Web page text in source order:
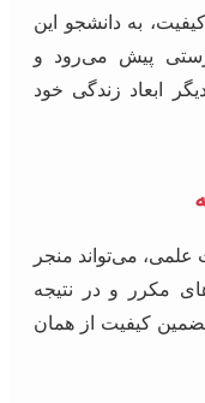
به دانشجو این
پیش می‌رود و
ابعاد زندگی خود
علمی، می‌تواند منجر
مکرر و در نتیجه
کیفیت از همان